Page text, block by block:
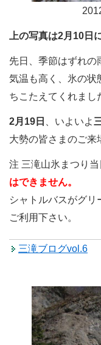
上の写真は2月10日
先日、季節はずれの
気温も高く、氷の状
ちこたえてくれまし
2月19日 、いよいよ
大勢の皆さまのご来
注 三滝山氷まつり当
はできません。
シャトルバスがグリ
ご利用下さい。
三滝ブログvol.6